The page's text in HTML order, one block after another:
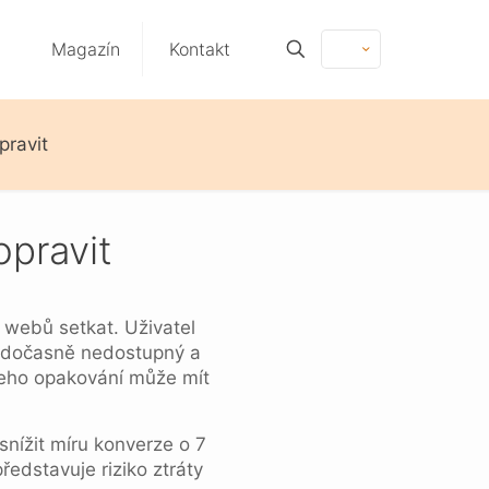
Magazín Kontakt
setkat. Uživatel
nedostupný a
opakování může mít
míru konverze o 7
riziko ztráty